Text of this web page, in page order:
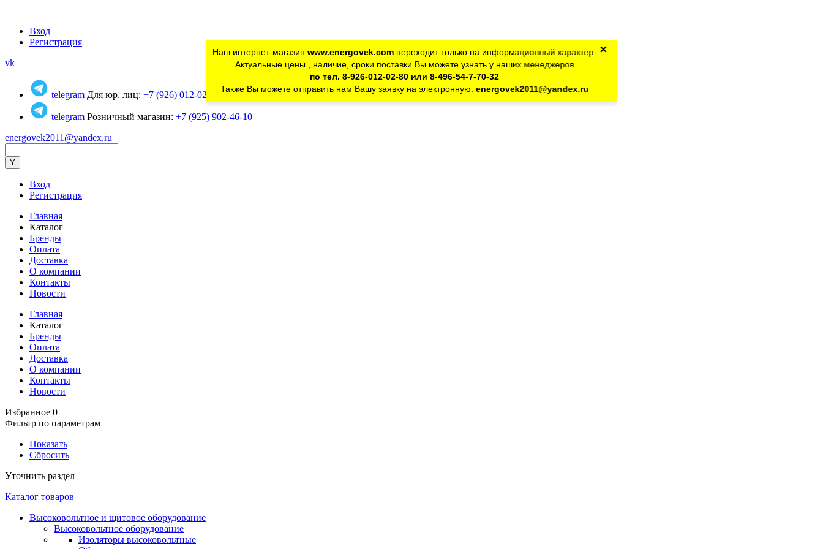
Вход
Регистрация
vk
telegram Для юр. лиц: +7 (926) 012-02-80
telegram Розничный магазин: +7 (925) 902-46-10
energovek2011@yandex.ru
Наш интернет-магазин www.energovek.comпереходит только на информационный характер.
Актуальные цены , наличие, сроки поставки Вы можете узнать у наших менеджеров
по тел. 8-926-012-02-80 или 8-496-54-7-70-32
Также Вы можете отправить нам Вашу заявку на электронную: energovek2011@yandex.ru
×
Вход
Регистрация
Главная
Каталог
Бренды
Оплата
Доставка
О компании
Контакты
Новости
Главная
Каталог
Бренды
Оплата
Доставка
О компании
Контакты
Новости
Избранное 0
Фильтр по параметрам
Показать
Сбросить
Уточнить раздел
Каталог товаров
Высоковольтное и щитовое оборудование
Высоковольтное оборудование
Изоляторы высоковольтные